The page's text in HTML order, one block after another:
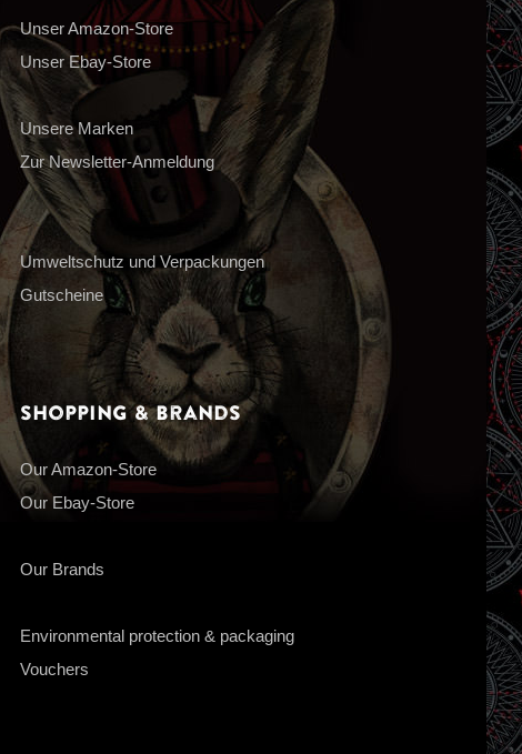
Unser Amazon-Store
Unser Ebay-Store
Unsere Marken
Zur Newsletter-Anmeldung
Umweltschutz und Verpackungen
Gutscheine
Shopping & Brands
Our Amazon-Store
Our Ebay-Store
Our Brands
Environmental protection & packaging
Vouchers